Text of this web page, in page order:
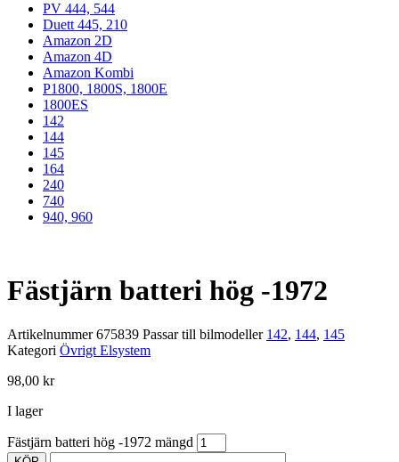
PV 444, 544
Duett 445, 210
Amazon 2D
Amazon 4D
Amazon Kombi
P1800, 1800S, 1800E
1800ES
142
144
145
164
240
740
940, 960
Fästjärn batteri hög -1972
Artikelnummer675839 Passar till bilmodeller 142, 144, 145
Kategori Övrigt Elsystem
98,00 kr
I lager
Fästjärn batteri hög -1972 mängd